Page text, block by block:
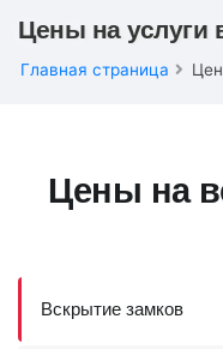
Цены на
Главная страница
Цены на
Вскрытие замков